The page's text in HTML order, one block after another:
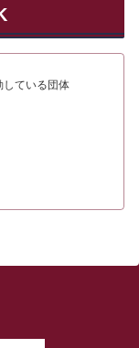
している団体